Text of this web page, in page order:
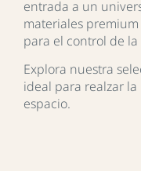
entrada a un
materiales
para el control de
Explora nuestra
ideal para realzar
espacio.